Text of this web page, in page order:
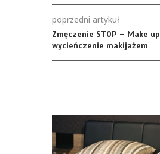
poprzedni artykuł
Zmęczenie STOP – Make
wycieńczenie makijażem